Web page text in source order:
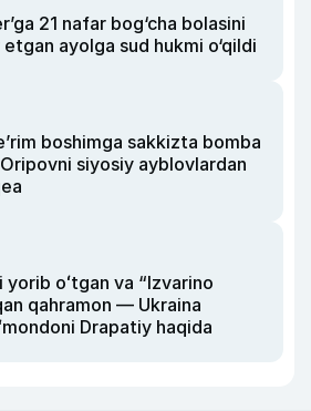
21 nafar bog‘cha bolasini
ayolga sud hukmi o‘qildi
boshimga sakkizta bomba
Oripovni siyosiy ayblovlardan
oʻtgan va “Izvarino
qahramon — Ukraina
Drapatiy haqida